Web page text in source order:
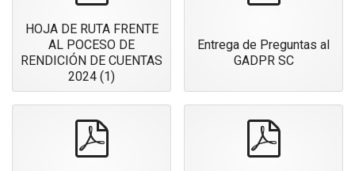
HOJA DE RUTA FRENTE
AL POCESO DE
RENDICIÓN DE CUENTAS
2024 (1)
Entrega de Preguntas al
GADPR SC